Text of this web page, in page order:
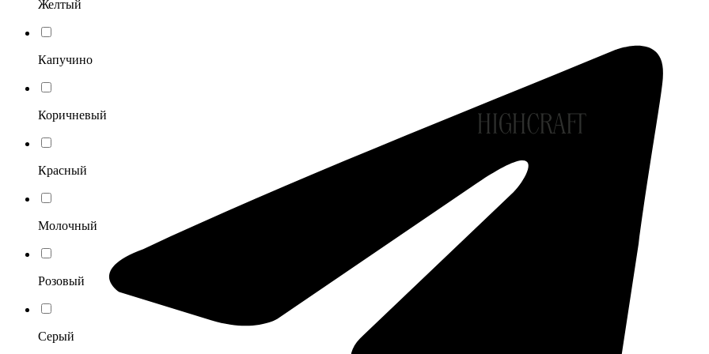
Желтый
Капучино
Коричневый
Красный
Молочный
Розовый
Серый